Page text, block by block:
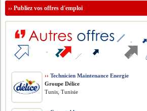
››Publiez vos offres d'emploi
›› Technicien Maintenance Energie
Groupe Délice
Tunis, Tunisie